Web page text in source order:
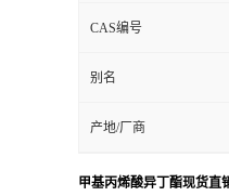
CAS编号
别名
产地/厂商
甲基丙烯酸异丁酯现货直